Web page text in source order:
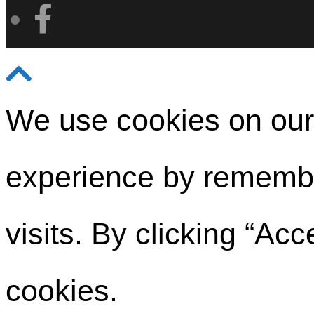
We use cookies on
experience by
visits. By clicking
cookies.